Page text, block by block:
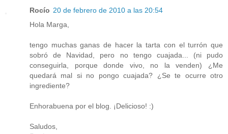
Rocío 20 de febrero de 2010 a las 20:54
Hola Marga,
tengo muchas ganas de hacer la tarta con el turrón que
sobró de Navidad, pero no tengo cuajada... (ni pudo
conseguirla, porque donde vivo, no la venden) ¿Me
quedará mal si no pongo cuajada? ¿Se te ocurre otro
ingrediente?
Enhorabuena por el blog. ¡Delicioso! :)
Saludos,